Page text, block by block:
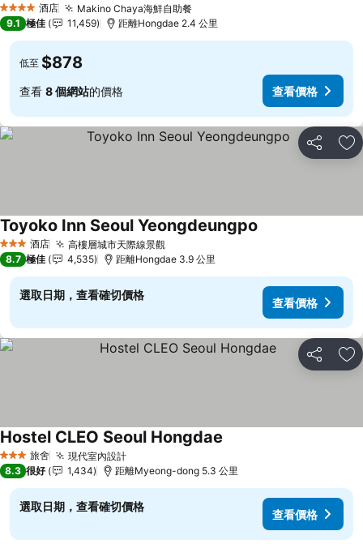
4 星級 酒店 Makino Chaya海鮮自助餐查看價格
9.1 極佳 11,459 距離Hongdae 2.4 公里
低至 $878
查看 8 個網站的價格 查看價格
分享 放
3 星級 酒店 高樓層城市天際線景觀查看價格
Toyoko Inn Seoul Yeongdeungpo
8.7 極佳 4,535 距離Hongdae 3.9 公里
選取日期，查看確切價格
查看價格
分享 放
3 星級 旅舍 現代室內設計查看價格
Hostel CLEO Seoul Hongdae
8.3 很好 1,434 距離Myeong-dong 5.3 公里
選取日期，查看確切價格
查看價格